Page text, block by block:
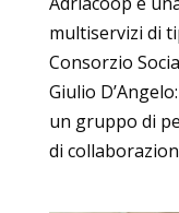
multiservizi di
Consorzio
Giulio
un gruppo di
di